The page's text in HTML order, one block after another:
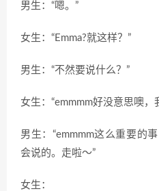
男生：“嗯。”
女生：“Emma?就这样？”
男生：“不然要说什么？”
女生：“emmmm好没意思噢，
男生：“emmmm这么重要的
会说的。走啦～”
女生：